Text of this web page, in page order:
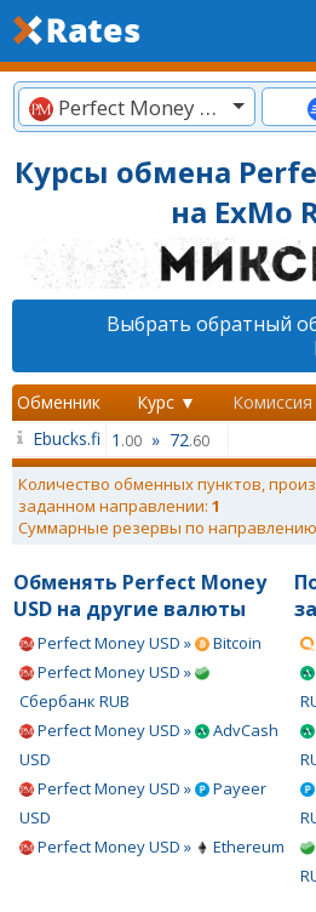
Perfect Money USD
Курсы обмена
на ExMo
Выбрать обратный
Обменник Курс ▼ Комиссия
Ebucks.fi 1 .00 » 72.60
Количество обменных пунктов,
заданном направлении: 1
Суммарные резервы по
Обменять Perfect Money
USD на другие валюты
Perfect Money USD »
Bitcoin
Perfect Money USD »
Сбербанк RUB
Perfect Money USD »
AdvCash
USD
Perfect Money USD »
Payeer
USD
Perfect Money USD »
Ethereum